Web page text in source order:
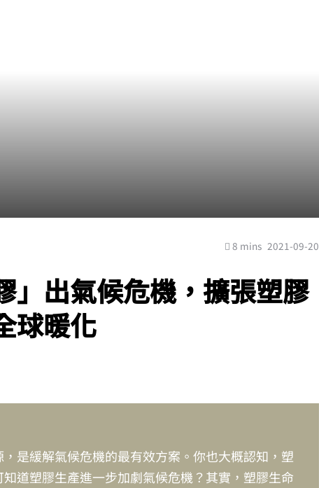
8 mins 2021-09-20
」出氣候危機，擴張塑膠
球暖化
是緩解氣候危機的最有效方案。你也大概認知，塑
道塑膠生產進一步加劇氣候危機？其實，塑膠生命